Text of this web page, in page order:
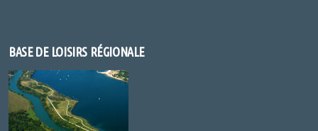
BASE DE LOISIRS RÉGIONALE